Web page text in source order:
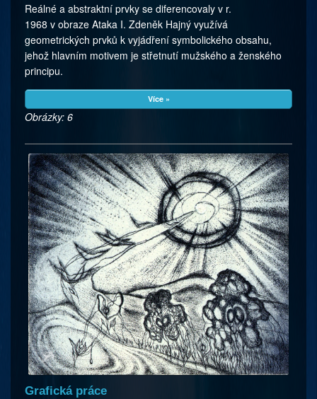
Reálné a abstraktní prvky se diferencovaly v r.
1968 v obraze Ataka I. Zdeněk Hajný využívá
geometrických prvků k vyjádření symbolického obsahu,
jehož hlavním motivem je střetnutí mužského a ženského
principu.
Více »
Obrázky: 6
Grafická práce